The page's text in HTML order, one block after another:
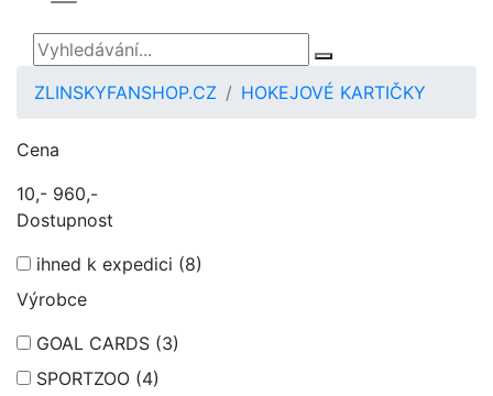
ZLINSKYFANSHOP.CZ HOKEJOVÉ KARTIČKY
Cena
10,- 960,-
Dostupnost
ihned k expedici (8)
Výrobce
GOAL CARDS (3)
SPORTZOO (4)